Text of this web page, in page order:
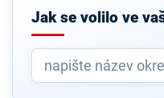
Jak se volilo ve